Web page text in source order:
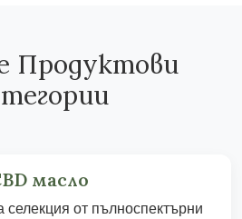
Продуктови
масло
от пълноспектърни